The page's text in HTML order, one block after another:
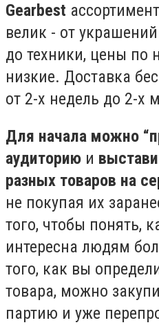
Gearbest
велик - от
до техники, цены
низкие. Доставка
от 2-х недель до 2-х
Для начала можно
аудиторию и
разных товаров на
не покупая их
того, чтобы понять,
интересна людям
того, как вы
товара, можно
партию и уже